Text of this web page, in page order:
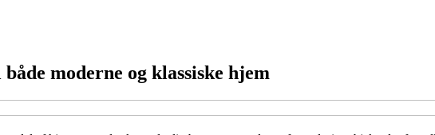
moderne og klassiske hjem